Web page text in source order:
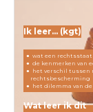
Wat leer ik dit
wat een rechtsstaat
de kenmerken van
het verschil tussen
rechtsbescherming
het dilemma van
Ik leer... (kgt)